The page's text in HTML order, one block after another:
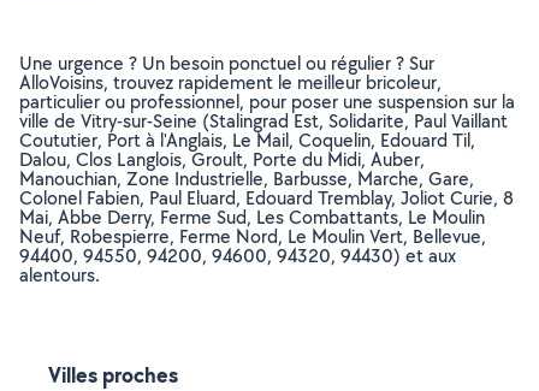
Une urgence ? Un besoin ponctuel ou régulier ? Sur
AlloVoisins, trouvez rapidement le meilleur bricoleur,
particulier ou professionnel, pour poser une suspension sur la
ville de Vitry-sur-Seine (Stalingrad Est, Solidarite, Paul Vaillant
Coututier, Port à l'Anglais, Le Mail, Coquelin, Edouard Til,
Dalou, Clos Langlois, Groult, Porte du Midi, Auber,
Manouchian, Zone Industrielle, Barbusse, Marche, Gare,
Colonel Fabien, Paul Eluard, Edouard Tremblay, Joliot Curie, 8
Mai, Abbe Derry, Ferme Sud, Les Combattants, Le Moulin
Neuf, Robespierre, Ferme Nord, Le Moulin Vert, Bellevue,
94400, 94550, 94200, 94600, 94320, 94430) et aux
alentours.
Villes proches